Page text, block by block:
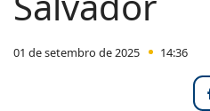
01 de setembro de 2025 14:36